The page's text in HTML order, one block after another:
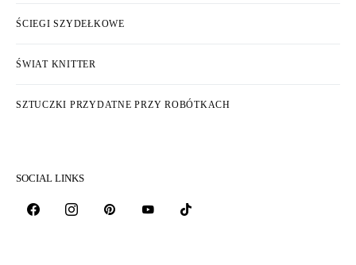
ŚCIEGI SZYDEŁKOWE
ŚWIAT KNITTER
SZTUCZKI PRZYDATNE PRZY ROBÓTKACH
SOCIAL LINKS